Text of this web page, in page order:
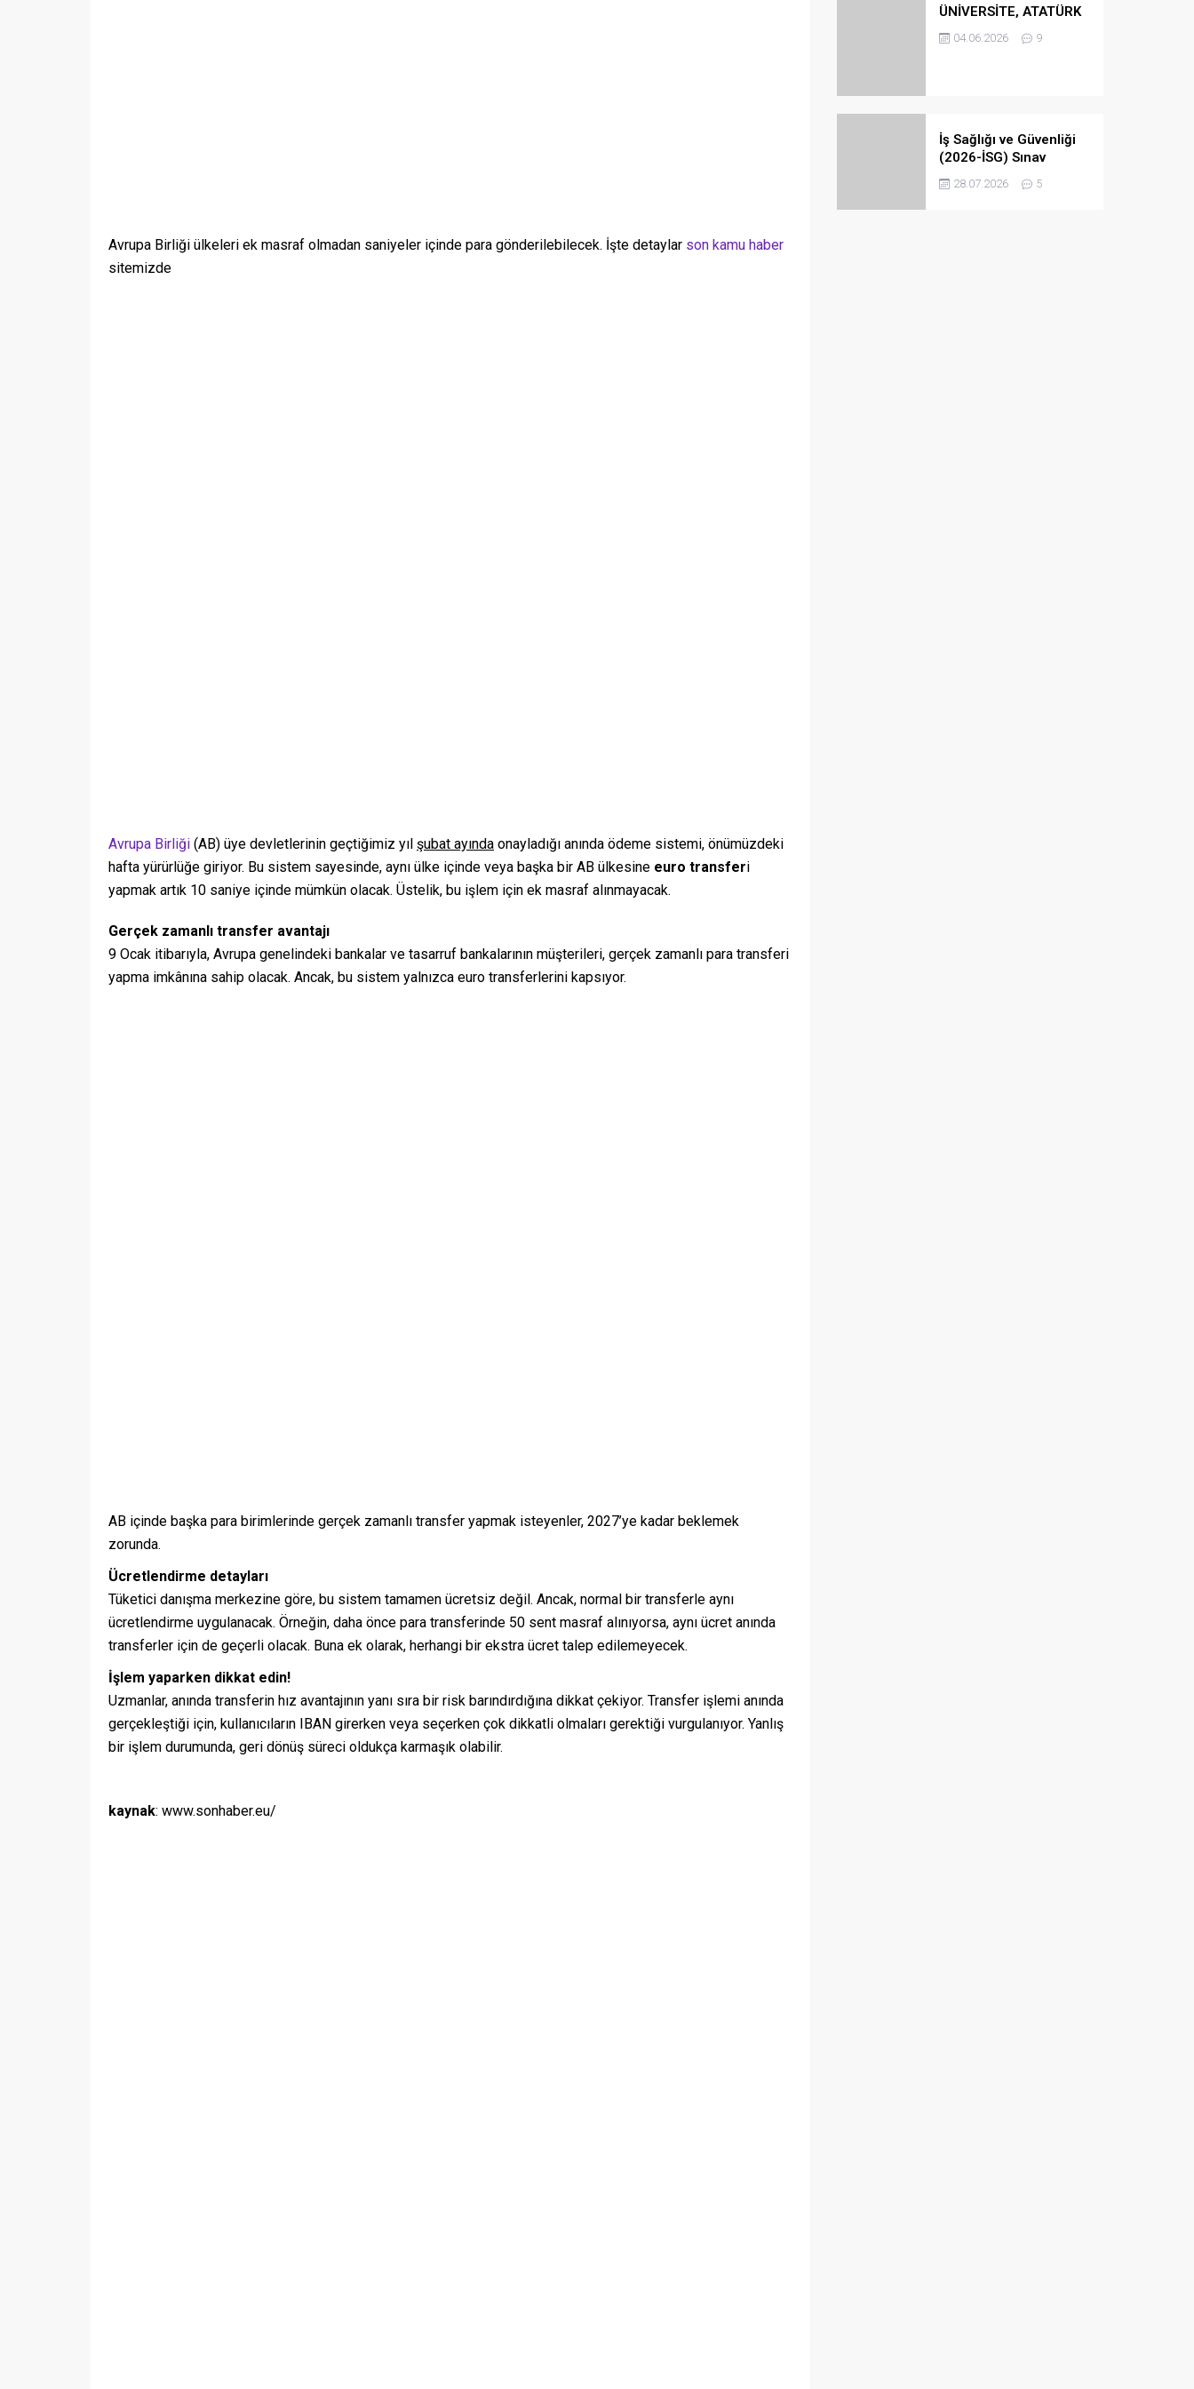
Avrupa Birliği ülkeleri ek masraf olmadan saniyeler içinde para gönderilebilecek. İşte detaylar son kamu haber
sitemizde
Avrupa Birliği (AB) üye devletlerinin geçtiğimiz yıl şubat ayında onayladığı anında ödeme sistemi, önümüzdeki
hafta yürürlüğe giriyor. Bu sistem sayesinde, aynı ülke içinde veya başka bir AB ülkesine euro transferi
yapmak artık 10 saniye içinde mümkün olacak. Üstelik, bu işlem için ek masraf alınmayacak.
Gerçek zamanlı transfer avantajı
9 Ocak itibarıyla, Avrupa genelindeki bankalar ve tasarruf bankalarının müşterileri, gerçek zamanlı para transferi
yapma imkânına sahip olacak. Ancak, bu sistem yalnızca euro transferlerini kapsıyor.
AB içinde başka para birimlerinde gerçek zamanlı transfer yapmak isteyenler, 2027’ye kadar beklemek
zorunda.
Ücretlendirme detayları
Tüketici danışma merkezine göre, bu sistem tamamen ücretsiz değil. Ancak, normal bir transferle aynı
ücretlendirme uygulanacak. Örneğin, daha önce para transferinde 50 sent masraf alınıyorsa, aynı ücret anında
transferler için de geçerli olacak. Buna ek olarak, herhangi bir ekstra ücret talep edilemeyecek.
İşlem yaparken dikkat edin!
Uzmanlar, anında transferin hız avantajının yanı sıra bir risk barındırdığına dikkat çekiyor. Transfer işlemi anında
gerçekleştiği için, kullanıcıların IBAN girerken veya seçerken çok dikkatli olmaları gerektiği vurgulanıyor. Yanlış
bir işlem durumunda, geri dönüş süreci oldukça karmaşık olabilir.
kaynak: www.sonhaber.eu/
ÜNİVERSİTE, ATATÜRK
ÜNİVERSİTESİ
AÇIKÖĞRETİM (ATA
04.06.2026 9
İş Sağlığı ve Güvenliği
(2026-İSG) Sınav
Takvimi – İSG Sınavı Ne
Zaman 2026 ?
28.07.2026 5